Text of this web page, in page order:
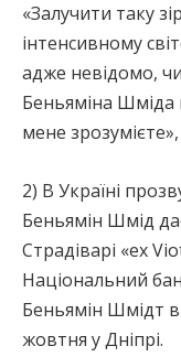
«Залучити таку
інтенсивному
адже невідомо,
Беньяміна Шміда
мене
2) В Україні
Беньямін Шмід
Страдіварі «ex
Національний
Беньямін Шмідт
жовтня у Дніпрі.